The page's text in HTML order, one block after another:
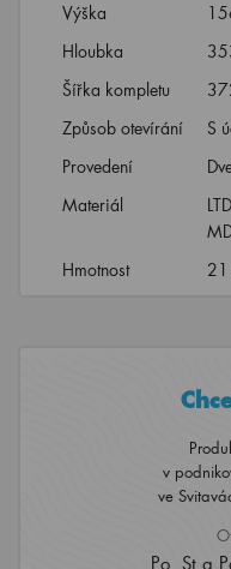
Výška
Hloubka
Šířka kompletu
Způsob otevírání
S
Provedení
Materiál
LTD
Hmotnost
v
ve
Po, St a